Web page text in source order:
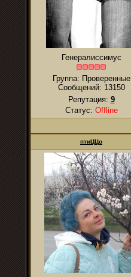
Генералиссимус
Группа: Проверенные
Сообщений: 13150
Репутация: 9
Статус: Offline
птиЦЦо